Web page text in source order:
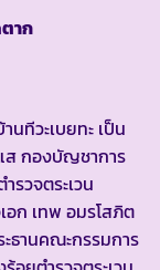
าก
วะเบยทะ เป็น
ส กองบัญชาการ
รวจตระเวน
ก เทพ อมรโสภิต
ธานคณะกรรมการ